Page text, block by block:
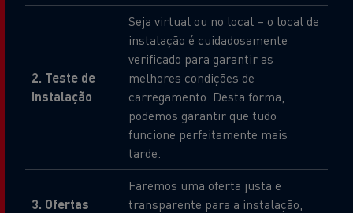
2. Teste de
instalação
Seja virtual ou no local – o local de
instalação é cuidadosamente
verificado para garantir as
melhores condições de
carregamento. Desta forma,
podemos garantir que tudo
funcione perfeitamente mais
tarde.
3. Ofertas
Faremos uma oferta justa e
transparente para a instalação,